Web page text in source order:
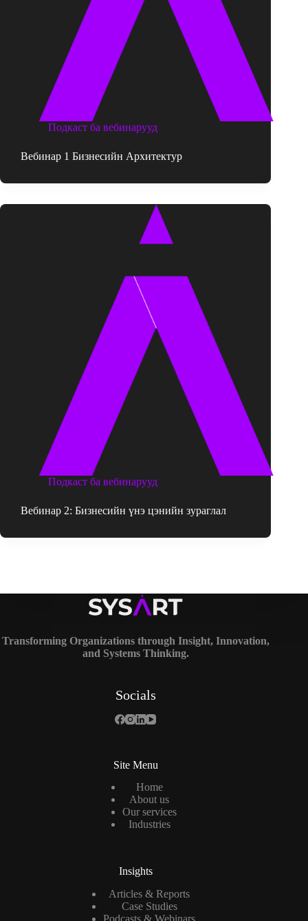
Подкаст ба вебинарууд
Вебинар 1 Бизнесийн Архитектур
Подкаст ба вебинарууд
Вебинар 2: Бизнесийн үнэ цэнийн зураглал
Transforming Organizations through Insight, Innovation,
and Systems Thinking.
Socials
Site Menu
Home
About us
Our services
Industries
Insights
Articles & Reports
Case Studies